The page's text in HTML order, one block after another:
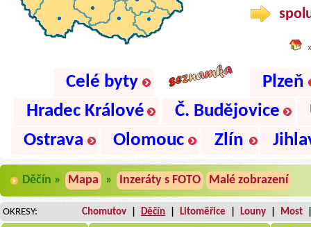
Celé byty
Plzeň
Hradec Králové
Č. Budějovice
Ostrava
Olomouc Zlín
Děčín » Mapa » Inzeráty s FOTO Malé zobrazení
OKRESY: Chomutov Děčín Litoměřice Louny Most